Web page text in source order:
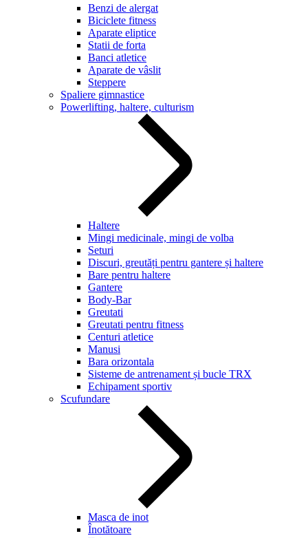
Benzi de alergat
Biciclete fitness
Aparate eliptice
Statii de forta
Banci atletice
Aparate de vâslit
Steppere
Spaliere gimnastice
Powerlifting, haltere, culturism
Haltere
Mingi medicinale, mingi de volba
Seturi
Discuri, greutăți pentru gantere și haltere
Bare pentru haltere
Gantere
Body-Bar
Greutati
Greutati pentru fitness
Centuri atletice
Manusi
Bara orizontala
Sisteme de antrenament și bucle TRX
Echipament sportiv
Scufundare
Masca de inot
Înotătoare